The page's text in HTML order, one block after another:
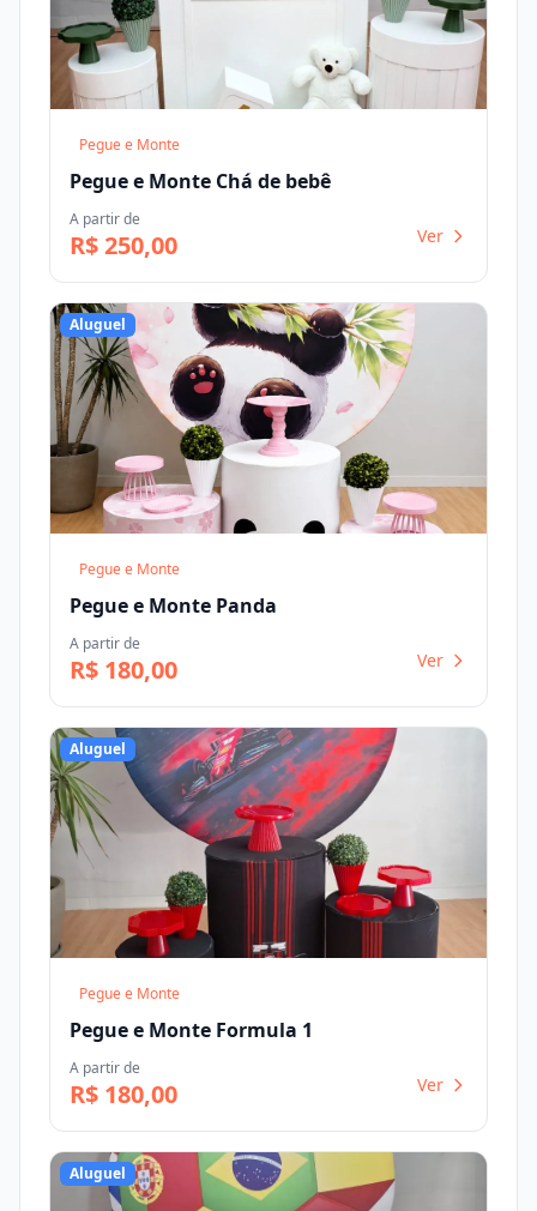
Pegue e Monte
Pegue e Monte Chá de bebê
A partir de
R$ 250,00 Ver
Aluguel
Pegue e Monte
Pegue e Monte Panda
A partir de
R$ 180,00 Ver
Aluguel
Pegue e Monte
Pegue e Monte Formula 1
A partir de
R$ 180,00 Ver
Aluguel